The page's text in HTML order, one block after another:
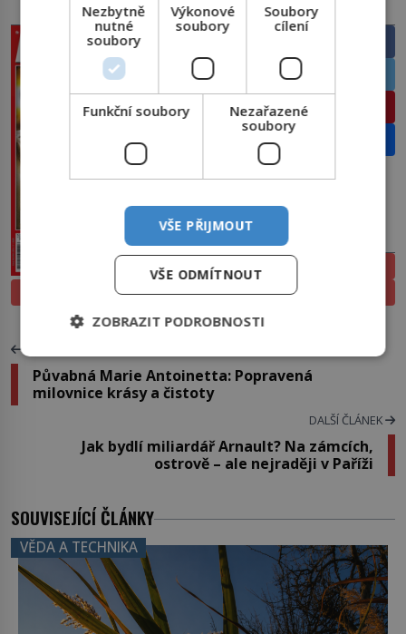
PRÁVĚ V PRODEJI
PROLISTOVAT
SDÍLEJTE ČLÁNEK
Twitter
Pinterest
Email
PŘEDPLATNÉ
ELEKTRONICKÉ
TIŠTĚNÉ
PŘEDCHOZÍ ČLÁNEK
Půvabná Marie Antoinetta: Popravená
milovnice krásy a čistoty
DALŠÍ ČLÁNEK
Jak bydlí miliardář Arnault? Na zámcích,
ostrově – ale nejraději v Paříži
SOUVISEJÍCÍ ČLÁNKY
VĚDA A TECHNIKA
Nezbytně
nutné
soubory
Výkonové
soubory
Soubory
cílení
Funkční soubory
Nezařazené
soubory
VŠE PŘIJMOUT
VŠE ODMÍTNOUT
ZOBRAZIT PODROBNOSTI